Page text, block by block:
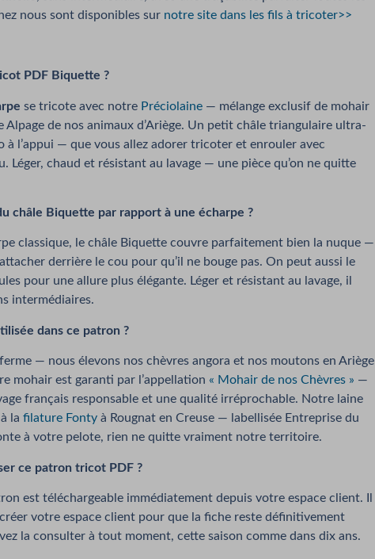
nous sont disponibles sur notre site dans les fils à tricoter>>
PDF Biquette ?
se tricote avec notre Préciolaine— mélange exclusif de mohair
Alpage de nos animaux d’Ariège. Un petit châle triangulaire ultra-
à l’appui — que vous allez adorer tricoter et enrouler avec
Léger, chaud et résistant au lavage — une pièce qu’on ne quitte
châle Biquette par rapport à une écharpe ?
classique, le châle Biquette couvre parfaitement bien la nuque —
derrière le cou pour qu’il ne bouge pas. On peut aussi le
pour une allure plus élégante. Léger et résistant au lavage, il
intermédiaires.
dans ce patron ?
— nous élevons nos chèvres angora et nos moutons en Ariège
mohair est garanti par l’appellation « Mohair de nos Chèvres » —
français responsable et une qualité irréprochable. Notre laine
la filature Fontyà Rougnat en Creuse — labellisée Entreprise du
à votre pelote, rien ne quitte vraiment notre territoire.
ce patron tricot PDF ?
est téléchargeable immédiatement depuis votre espace client. Il
votre espace client pour que la fiche reste définitivement
la consulter à tout moment, cette saison comme dans dix ans.